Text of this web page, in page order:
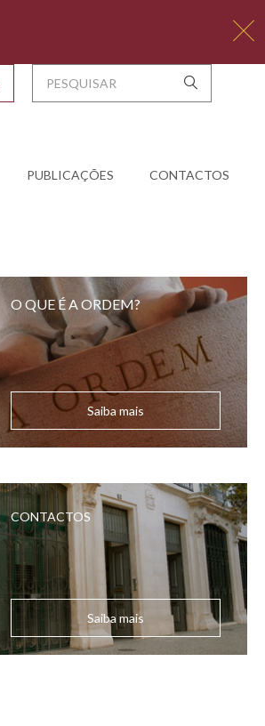
PUBLICAÇÕES CONTACTOS
O QUE É A ORDEM?
Saiba mais
CONTACTOS
Saiba mais